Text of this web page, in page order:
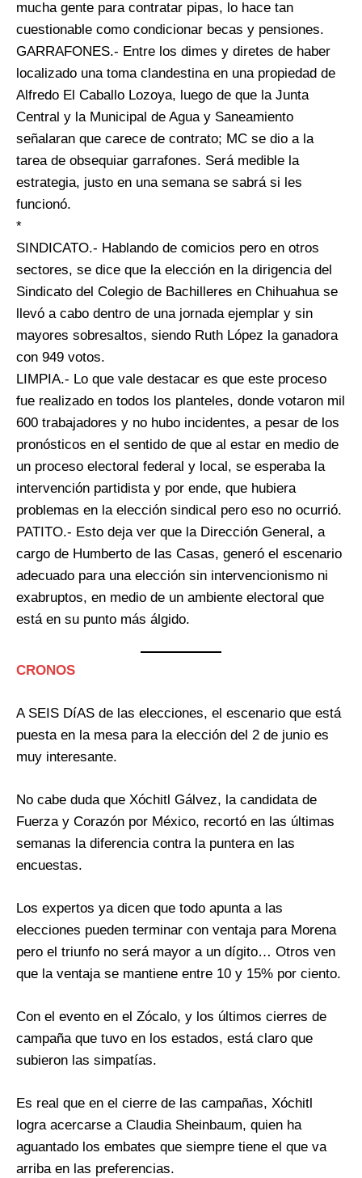
mucha gente para contratar pipas, lo hace tan
cuestionable como condicionar becas y pensiones.
GARRAFONES.- Entre los dimes y diretes de haber
localizado una toma clandestina en una propiedad de
Alfredo El Caballo Lozoya, luego de que la Junta
Central y la Municipal de Agua y Saneamiento
señalaran que carece de contrato; MC se dio a la
tarea de obsequiar garrafones. Será medible la
estrategia, justo en una semana se sabrá si les
funcionó.
*
SINDICATO.- Hablando de comicios pero en otros
sectores, se dice que la elección en la dirigencia del
Sindicato del Colegio de Bachilleres en Chihuahua se
llevó a cabo dentro de una jornada ejemplar y sin
mayores sobresaltos, siendo Ruth López la ganadora
con 949 votos.
LIMPIA.- Lo que vale destacar es que este proceso
fue realizado en todos los planteles, donde votaron mil
600 trabajadores y no hubo incidentes, a pesar de los
pronósticos en el sentido de que al estar en medio de
un proceso electoral federal y local, se esperaba la
intervención partidista y por ende, que hubiera
problemas en la elección sindical pero eso no ocurrió.
PATITO.- Esto deja ver que la Dirección General, a
cargo de Humberto de las Casas, generó el escenario
adecuado para una elección sin intervencionismo ni
exabruptos, en medio de un ambiente electoral que
está en su punto más álgido.
CRONOS
A SEIS DíAS de las elecciones, el escenario que está
puesta en la mesa para la elección del 2 de junio es
muy interesante.
No cabe duda que Xóchitl Gálvez, la candidata de
Fuerza y Corazón por México, recortó en las últimas
semanas la diferencia contra la puntera en las
encuestas.
Los expertos ya dicen que todo apunta a las
elecciones pueden terminar con ventaja para Morena
pero el triunfo no será mayor a un dígito… Otros ven
que la ventaja se mantiene entre 10 y 15% por ciento.
Con el evento en el Zócalo, y los últimos cierres de
campaña que tuvo en los estados, está claro que
subieron las simpatías.
Es real que en el cierre de las campañas, Xóchitl
logra acercarse a Claudia Sheinbaum, quien ha
aguantado los embates que siempre tiene el que va
arriba en las preferencias.